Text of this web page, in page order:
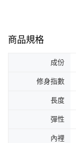
商品規格
成份
修身指數
長度
彈性
內裡